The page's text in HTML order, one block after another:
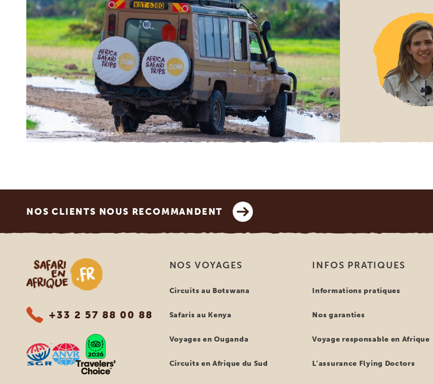
NOS CLIENTS NOUS RECOMMANDENT
Safari en Afrique
+33 2 57 88 00 88
NOS VOYAGES
Circuits au Botswana
Safaris au Kenya
Voyages en Ouganda
Circuits en Afrique du Sud
INFOS PRATIQUES
Informations pratiques
Nos garanties
Voyage responsable en Afrique
L’assurance Flying Doctors